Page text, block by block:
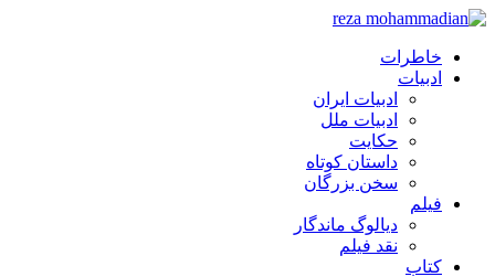
خاطرات
ادبیات
ادبیات ایران
ادبیات ملل
حکایت
داستان کوتاه
سخن بزرگان
فیلم
دیالوگ ماندگار
نقد فیلم
کتاب